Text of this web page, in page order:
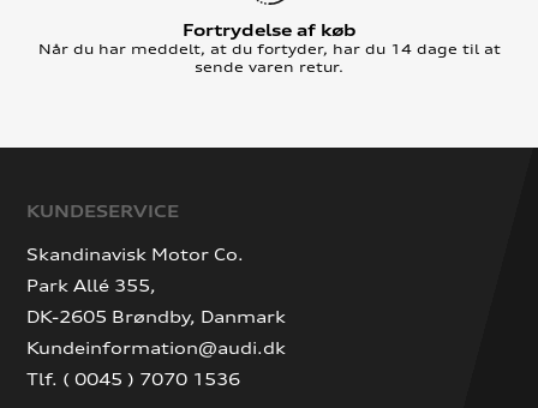
Fortrydelse af køb
Når du har meddelt, at du fortyder, har du 14 dage til at
sende varen retur.
KUNDESERVICE
Skandinavisk Motor Co.
Park Allé 355,
DK-2605 Brøndby, Danmark
Kundeinformation@audi.dk
Tlf. ( 0045 ) 7070 1536